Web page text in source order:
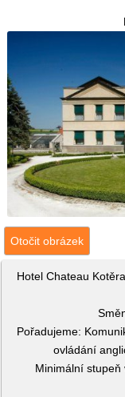
Otočit obrázek
Hotel Chateau
Pořadujeme:
ovládání
Minimální